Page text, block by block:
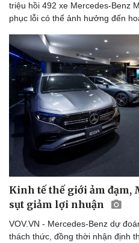
Cải chính
triệu hồi 492 xe Mercedes-Benz
phục lỗi có thể ảnh hưởng đến
Kinh tế thế giới ảm đạm,
sụt giảm lợi nhuận
VOV.VN - Mercedes-Benz dự
thách thức, đồng thời nhận định